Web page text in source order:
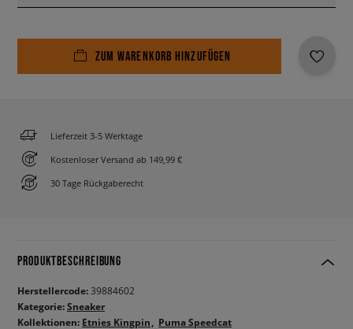
ZUM WARENKORB HINZUFÜGEN
Lieferzeit 3-5 Werktage
Kostenloser Versand ab 149,99 €
30 Tage Rückgaberecht
PRODUKTBESCHREIBUNG
Herstellercode: 39884602
Kategorie:Sneaker
Kollektionen: Etnies Kingpin Puma Speedcat